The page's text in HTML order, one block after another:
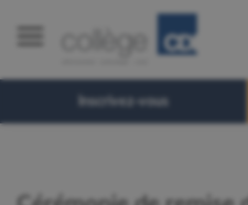
Inscrivez-vous